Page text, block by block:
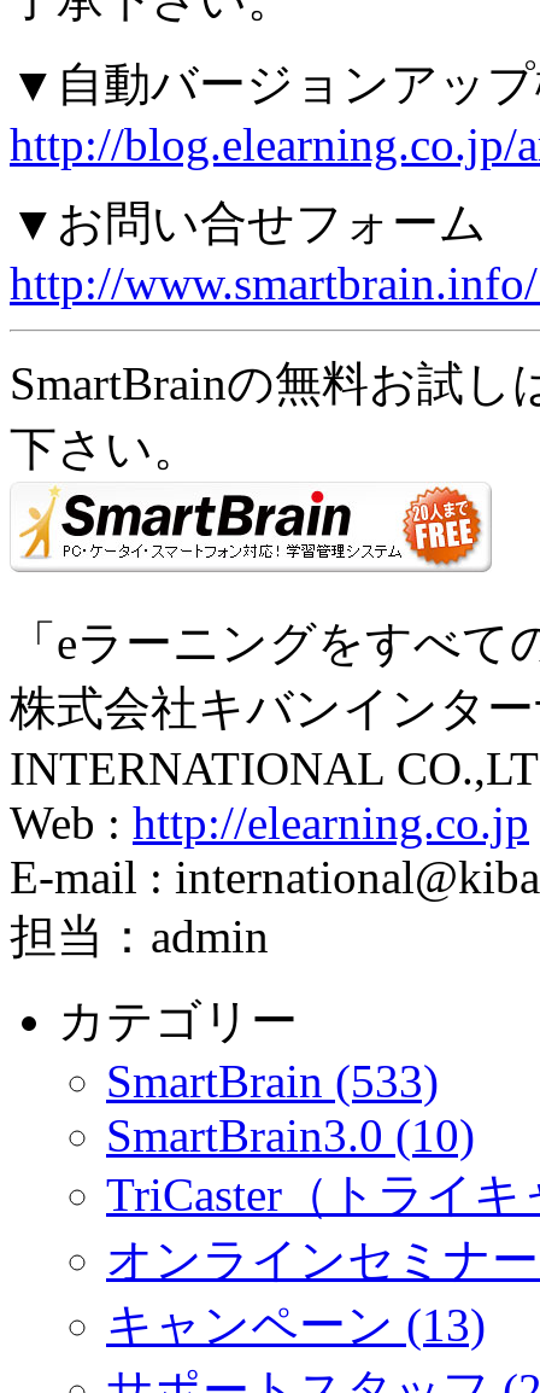
▼自動バージョンアッ
http://blog.elearning.co.jp/
▼お問い合せフォーム
http://
SmartBrainの無料お試
下さい。
「eラーニングをすべて
株式会社キバンインタ
INTERNATIONAL
Web : http://elearning.co.jp
E-mail :
担当：admin
カテゴリー
SmartBrain (533)
SmartBrain3.0 (10)
TriCaster（トライ
オンラインセミナ
キャンペーン (13)